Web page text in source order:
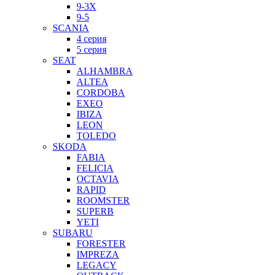
9-3X
9-5
SCANIA
4 серия
5 серия
SEAT
ALHAMBRA
ALTEA
CORDOBA
EXEO
IBIZA
LEON
TOLEDO
SKODA
FABIA
FELICIA
OCTAVIA
RAPID
ROOMSTER
SUPERB
YETI
SUBARU
FORESTER
IMPREZA
LEGACY